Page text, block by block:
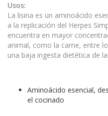
Usos:
La lisina es un aminoácido
a la replicación del Herpes
encuentra en mayor
animal, como la carne, entre
una baja ingesta dietética de
Aminoácido esencial,
el cocinado